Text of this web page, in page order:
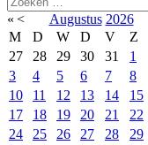
« < Augustus 2026
M
D W D V Z
27
28 29 30 31 1
3
4 5 6 7 8
10
11 12 13 14 15
17
18 19 20 21 22
24
25 26 27 28 29